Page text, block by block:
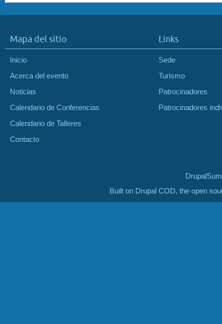
Mapa del sitio
Inicio
Acerca del evento
Noticias
Calendario de Conferencias
Calendario de Talleres
Contacto
Links
Sede
Turismo
Patrocinadores
Patrocinadores
Built on Drupal COD, the open